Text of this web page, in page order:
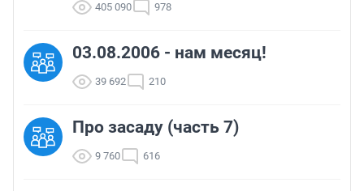
405 090 978
03.08.2006 - нам месяц!
39 692 210
Про засаду (часть 7)
9 760 616